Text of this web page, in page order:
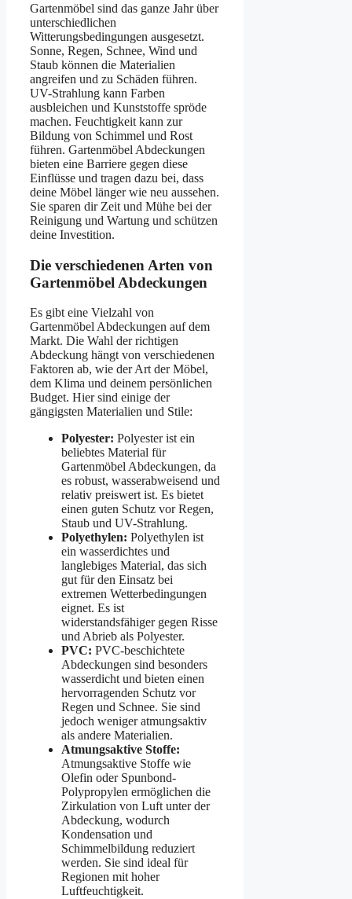
Gartenmöbel sind das ganze Jahr über
unterschiedlichen
Witterungsbedingungen ausgesetzt.
Sonne, Regen, Schnee, Wind und
Staub können die Materialien
angreifen und zu Schäden führen.
UV-Strahlung kann Farben
ausbleichen und Kunststoffe spröde
machen. Feuchtigkeit kann zur
Bildung von Schimmel und Rost
führen. Gartenmöbel Abdeckungen
bieten eine Barriere gegen diese
Einflüsse und tragen dazu bei, dass
deine Möbel länger wie neu aussehen.
Sie sparen dir Zeit und Mühe bei der
Reinigung und Wartung und schützen
deine Investition.
Die verschiedenen Arten von
Gartenmöbel Abdeckungen
Es gibt eine Vielzahl von
Gartenmöbel Abdeckungen auf dem
Markt. Die Wahl der richtigen
Abdeckung hängt von verschiedenen
Faktoren ab, wie der Art der Möbel,
dem Klima und deinem persönlichen
Budget. Hier sind einige der
gängigsten Materialien und Stile:
Polyester: Polyester ist ein
beliebtes Material für
Gartenmöbel Abdeckungen, da
es robust, wasserabweisend und
relativ preiswert ist. Es bietet
einen guten Schutz vor Regen,
Staub und UV-Strahlung.
Polyethylen: Polyethylen ist
ein wasserdichtes und
langlebiges Material, das sich
gut für den Einsatz bei
extremen Wetterbedingungen
eignet. Es ist
widerstandsfähiger gegen Risse
und Abrieb als Polyester.
PVC: PVC-beschichtete
Abdeckungen sind besonders
wasserdicht und bieten einen
hervorragenden Schutz vor
Regen und Schnee. Sie sind
jedoch weniger atmungsaktiv
als andere Materialien.
Atmungsaktive Stoffe:
Atmungsaktive Stoffe wie
Olefin oder Spunbond-
Polypropylen ermöglichen die
Zirkulation von Luft unter der
Abdeckung, wodurch
Kondensation und
Schimmelbildung reduziert
werden. Sie sind ideal für
Regionen mit hoher
Luftfeuchtigkeit.